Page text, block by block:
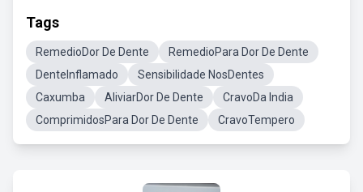
Tags
RemedioDor De Dente
RemedioPara Dor De Dente
DenteInflamado
Sensibilidade NosDentes
Caxumba
AliviarDor De Dente
CravoDa India
ComprimidosPara Dor De Dente
CravoTempero